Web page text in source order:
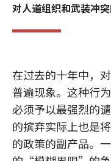
对人道组织和武装冲
在过去的十年中，
普遍现象。这种行
必须予以最强烈的
的摈弃实际上也是
的政策的副产品。